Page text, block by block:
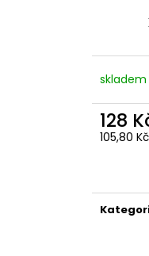
skladem
128
105,80